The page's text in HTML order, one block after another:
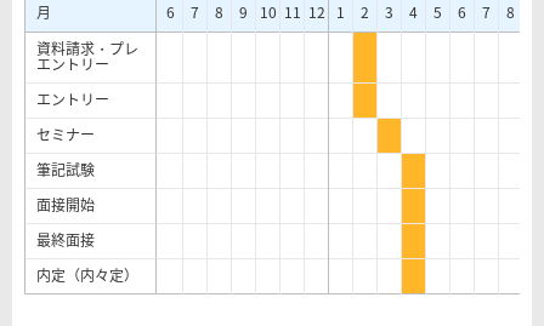
月
6 7 8 9 10 11 12 1 2 3 4 5 6 7 8
資料請求・プレ
エントリー
エントリー
セミナー
筆記試験
面接開始
最終面接
内定（内々定）